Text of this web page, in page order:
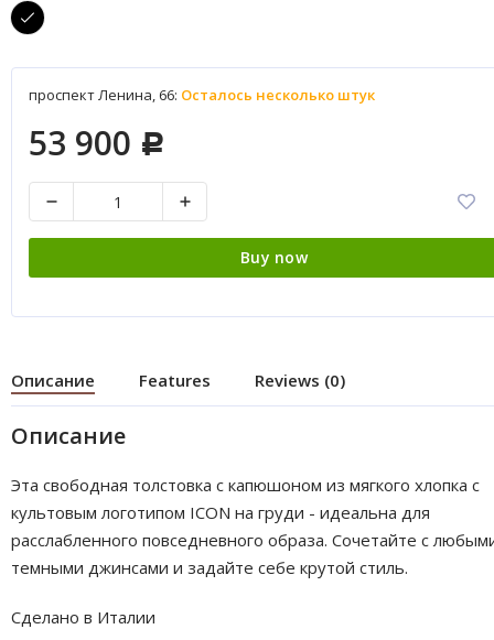
проспект Ленина, 66: Осталось несколько штук
53 900 Р
Buy now
Описание Features Reviews (0)
Описание
Эта свободная толстовка с капюшоном из мягкого хлопка с
культовым логотипом ICON на груди - идеальна для
расслабленного повседневного образа. Сочетайте с
темными джинсами и задайте себе крутой стиль.
Сделано в Италии